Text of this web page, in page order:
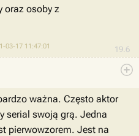
19.6
oraz osoby z
03-17 11:47:01
ważna. Często aktor
serial swoją grą. Jedna
pierwowzorem. Jest na